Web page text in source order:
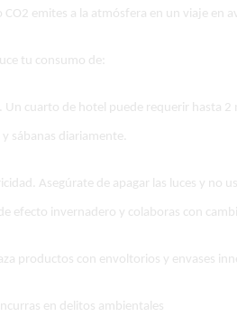
CO2 emites a la atmósfera en un viaje en
tu consumo de:
Un cuarto de hotel puede requerir hasta 2
sábanas diariamente.
Asegúrate de apagar las luces y no
efecto invernadero y colaboras con
productos con envoltorios y envases
en delitos ambientales